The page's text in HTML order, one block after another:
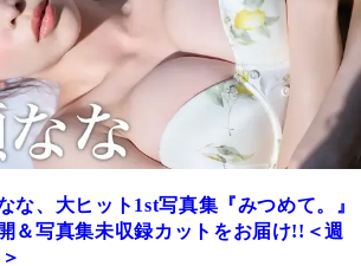
な、大ヒット1st写真集『みつめて。』
＆写真集未収録カットをお届け!!＜週